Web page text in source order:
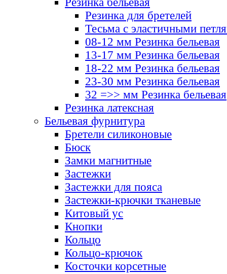
Резинка для бретелей
Тесьма с эластичными
08-12 мм Резинка бельевая
13-17 мм Резинка бельевая
18-22 мм Резинка бельевая
23-30 мм Резинка бельевая
32 =>> мм Резинка бельевая
Резинка латексная
Бельевая фурнитура
Бретели силиконовые
Бюск
Замки магнитные
Застежки
Застежки для пояса
Застежки-крючки тканевые
Китовый ус
Кнопки
Кольцо
Кольцо-крючок
Косточки корсетные